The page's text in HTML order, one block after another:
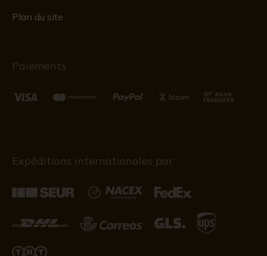
Plan du site
Paiements
Expéditions internationales par